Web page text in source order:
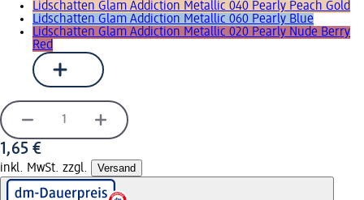
Lidschatten Glam Addiction Metallic 040 Pearly Peach Gold
Lidschatten Glam Addiction Metallic 060 Pearly Blue
Lidschatten Glam Addiction Metallic 020 Pearly Nude Berry
Red
1,65 €
inkl. MwSt. zzgl. Versand